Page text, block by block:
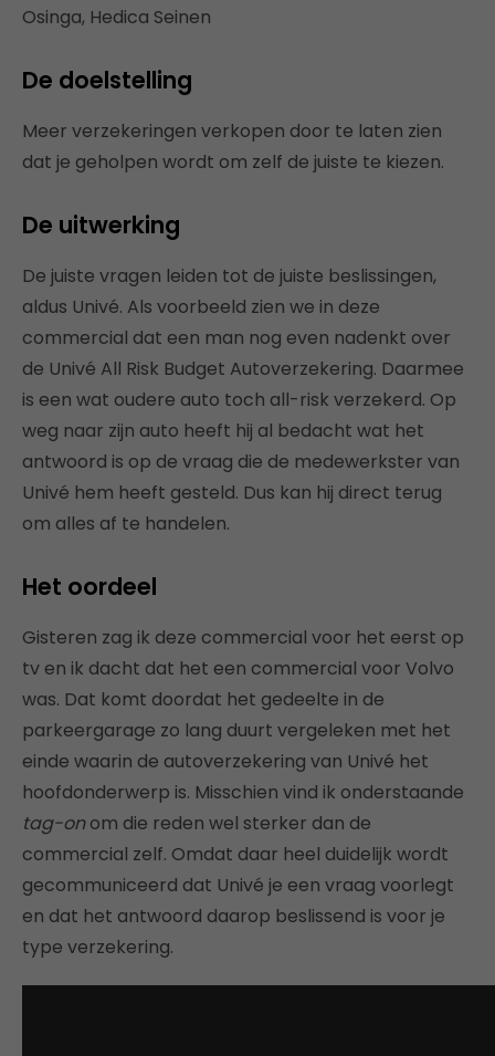
Osinga, Hedica Seinen
De doelstelling
Meer verzekeringen verkopen door te laten zien
dat je geholpen wordt om zelf de juiste te kiezen.
De uitwerking
De juiste vragen leiden tot de juiste beslissingen,
aldus Univé. Als voorbeeld zien we in deze
commercial dat een man nog even nadenkt over
de Univé All Risk Budget Autoverzekering. Daarmee
is een wat oudere auto toch all-risk verzekerd. Op
weg naar zijn auto heeft hij al bedacht wat het
antwoord is op de vraag die de medewerkster van
Univé hem heeft gesteld. Dus kan hij direct terug
om alles af te handelen.
Het oordeel
Gisteren zag ik deze commercial voor het eerst op
tv en ik dacht dat het een commercial voor Volvo
was. Dat komt doordat het gedeelte in de
parkeergarage zo lang duurt vergeleken met het
einde waarin de autoverzekering van Univé het
hoofdonderwerp is. Misschien vind ik onderstaande
tag-onom die reden wel sterker dan de
commercial zelf. Omdat daar heel duidelijk wordt
gecommuniceerd dat Univé je een vraag voorlegt
en dat het antwoord daarop beslissend is voor je
type verzekering.